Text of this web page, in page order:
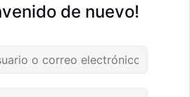
de nuevo!